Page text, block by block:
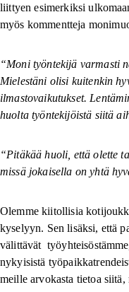
liittyen esimerkiksi
myös kommentteja
“Moni työntekijä varmasti
Mielestäni olisi kuitenkin
ilmastovaikutukset.
huolta työntekijöistä siitä
“Pitäkää huoli, että olette
missä jokaisella on yhtä
Olemme kiitollisia
kyselyyn. Sen lisäksi, että
välittävät
nykyisistä
meille arvokasta tietoa